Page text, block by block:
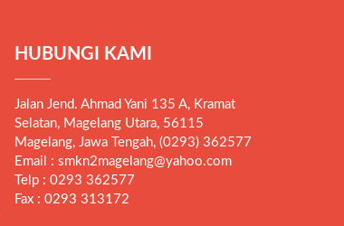
HUBUNGI KAMI
Jalan Jend. Ahmad Yani 135 A, Kramat
Selatan, Magelang Utara, 56115
Magelang, Jawa Tengah, (0293) 362577
Email : smkn2magelang@yahoo.com
Telp : 0293 362577
Fax : 0293 313172